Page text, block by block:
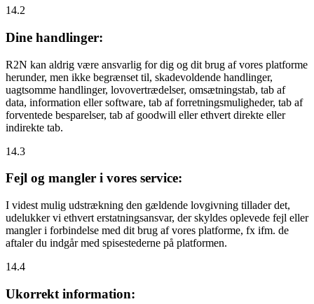
14.2
Dine handlinger:
R2N kan aldrig være ansvarlig for dig og dit brug af vores platforme
herunder, men ikke begrænset til, skadevoldende handlinger,
uagtsomme handlinger, lovovertrædelser, omsætningstab, tab af
data, information eller software, tab af forretningsmuligheder, tab af
forventede besparelser, tab af goodwill eller ethvert direkte eller
indirekte tab.
14.3
Fejl og mangler i vores service:
I videst mulig udstrækning den gældende lovgivning tillader det,
udelukker vi ethvert erstatningsansvar, der skyldes oplevede fejl eller
mangler i forbindelse med dit brug af vores platforme, fx ifm. de
aftaler du indgår med spisestederne på platformen.
14.4
Ukorrekt information: